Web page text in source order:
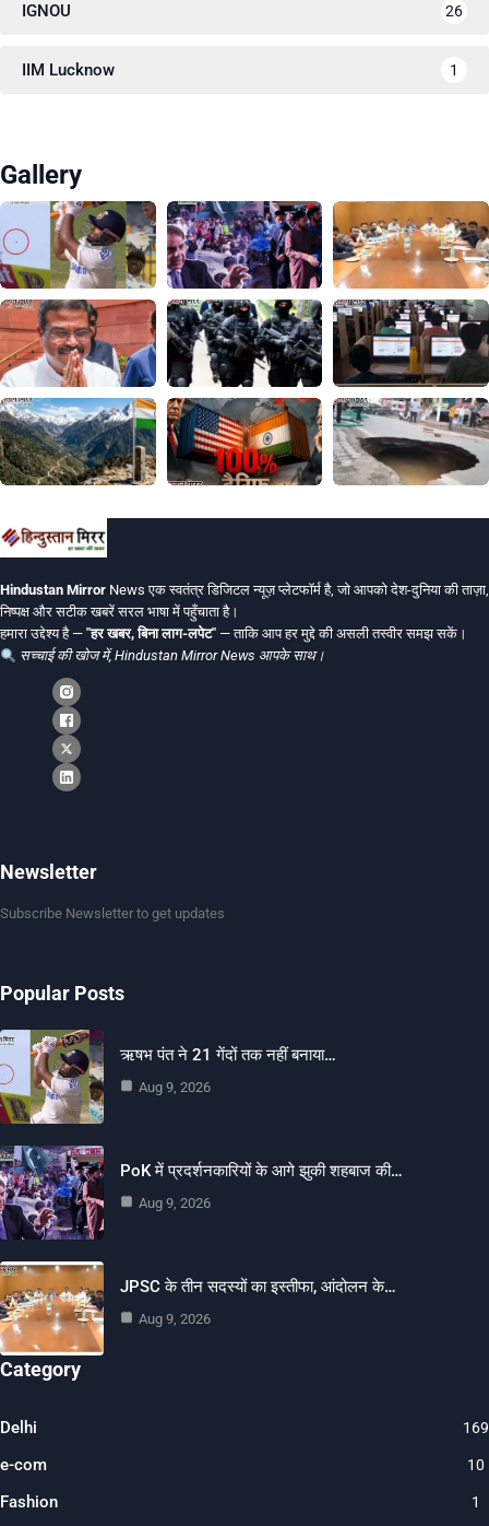
IGNOU 26
IIM Lucknow 1
Gallery
Hindustan Mirror News एक स्वतंत्र डिजिटल न्यूज़ प्लेटफॉर्म है, जो आपको देश-दुनिया की ताज़ा,
निष्पक्ष और सटीक खबरें सरल भाषा में पहुँचाता है।
हमारा उद्देश्य है — "हर खबर, बिना लाग-लपेट" — ताकि आप हर मुद्दे की असली तस्वीर समझ सकें।
सच्चाई की खोज में, Hindustan Mirror News आपके साथ।
Newsletter
Subscribe Newsletter to get updates
Popular Posts
ऋषभ पंत ने 21 गेंदों तक नहीं बनाया…
Aug 9, 2026
PoK में प्रदर्शनकारियों के आगे झुकी शहबाज की…
Aug 9, 2026
JPSC के तीन सदस्यों का इस्तीफा, आंदोलन के…
Aug 9, 2026
Category
Delhi
e-com 10
Fashion 1